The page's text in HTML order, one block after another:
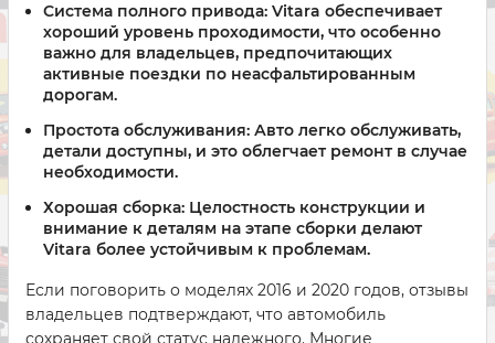
Система полного привода: Vitara обеспечивает
хороший уровень проходимости, что особенно
важно для владельцев, предпочитающих
активные поездки по неасфальтированным
дорогам.
Простота обслуживания: Авто легко обслуживать,
детали доступны, и это облегчает ремонт в случае
необходимости.
Хорошая сборка: Целостность конструкции и
внимание к деталям на этапе сборки делают
Vitara более устойчивым к проблемам.
Если поговорить о моделях 2016 и 2020 годов, отзывы
владельцев подтверждают, что автомобиль
сохраняет свой статус надежного. Многие